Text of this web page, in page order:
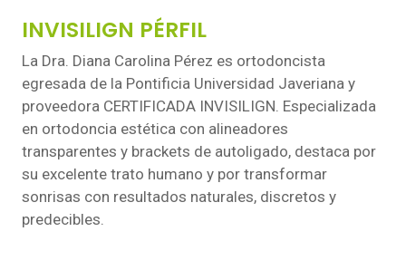
INVISILIGN PÉRFIL
La Dra. Diana Carolina Pérez es ortodoncista
egresada de la Pontificia Universidad Javeriana y
proveedora CERTIFICADA INVISILIGN. Especializada
en ortodoncia estética con alineadores
transparentes y brackets de autoligado, destaca por
su excelente trato humano y por transformar
sonrisas con resultados naturales, discretos y
predecibles.